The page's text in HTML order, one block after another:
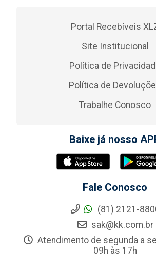
Portal Recebíveis
Site Institucional
Política de
Política de
Trabalhe Conosco
Baixe já nosso
Fale Conosco
(81) 2121-
sak@kk.com.br
Atendimento de segunda a
09h às 17h